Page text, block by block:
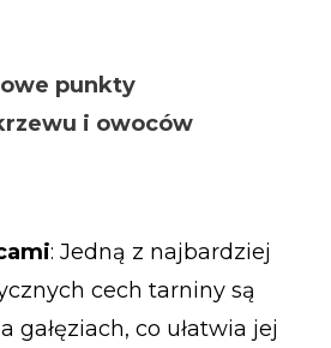
punkty
i owoców
: Jedną z najbardziej
cech tarniny są
gałęziach, co ułatwia jej